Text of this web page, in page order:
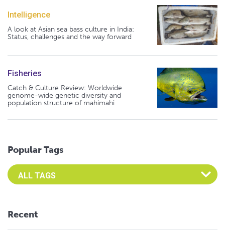
Intelligence
A look at Asian sea bass culture in India:
Status, challenges and the way forward
Fisheries
Catch & Culture Review: Worldwide
genome-wide genetic diversity and
population structure of mahimahi
Popular Tags
Select an Advocate Tag to view it's posts
Recent